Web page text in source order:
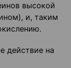
высокой
и, таким
действие на